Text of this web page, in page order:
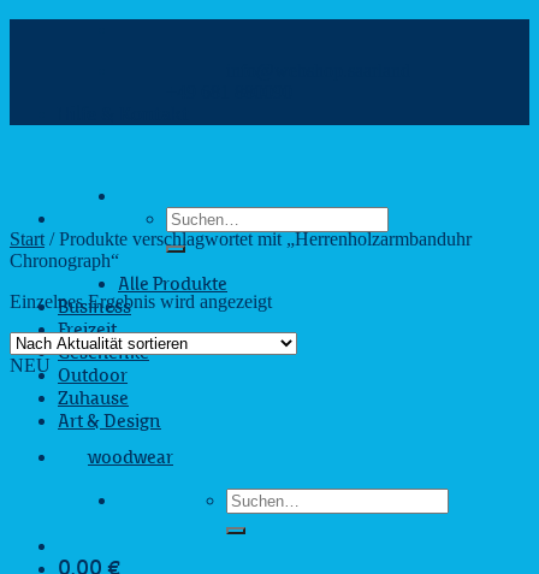
Suchen
nach:
Alle Produkte
Business
Freizeit
Geschenke
Outdoor
Zuhause
Art & Design
woodwear
Suchen
nach:
Start /Produkte verschlagwortet mit „Herrenholzarmbanduhr
Chronograph“
Einzelnes Ergebnis wird angezeigt
NEU